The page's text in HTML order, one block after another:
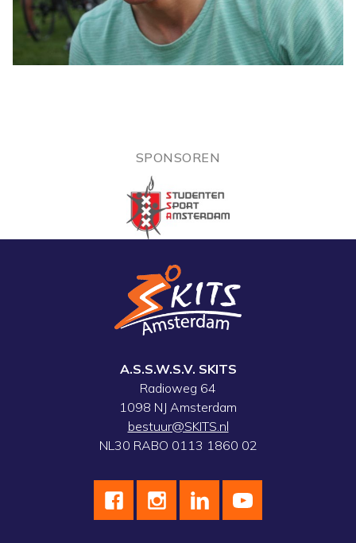
SPONSOREN
A.S.S.W.S.V. SKITS
Radioweg 64
1098 NJ Amsterdam
bestuur@SKITS.nl
NL30 RABO 0113 1860 02